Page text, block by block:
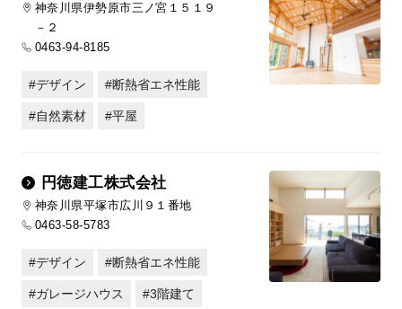
神奈川県伊勢原市三ノ宮１５１９
－２
0463-94-8185
デザイン 断熱省エネ性能
自然素材 平屋
円徳建工株式会社
神奈川県平塚市広川９１番地
0463-58-5783
デザイン 断熱省エネ性能
ガレージハウス 3階建て